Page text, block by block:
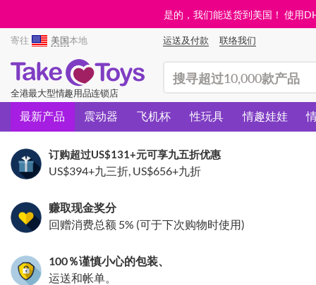
是的，我们能送货到美国！ 使用
寄往 美国本地 运送及付款 联络我们
全港最大型情趣用品连锁店
最新产品 震动器 飞机杯 性玩具 情趣娃娃
订购超过US$131+元可享九五折优惠
US$394+九三折, US$656+九折
赚取现金奖分
回赠消费总额 5% (可于下次购物时使用)
100％谨慎小心的包装、
运送和帐单。